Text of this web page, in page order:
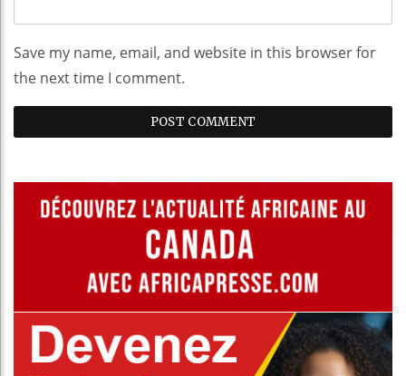
Save my name, email, and website in this browser for
the next time I comment.